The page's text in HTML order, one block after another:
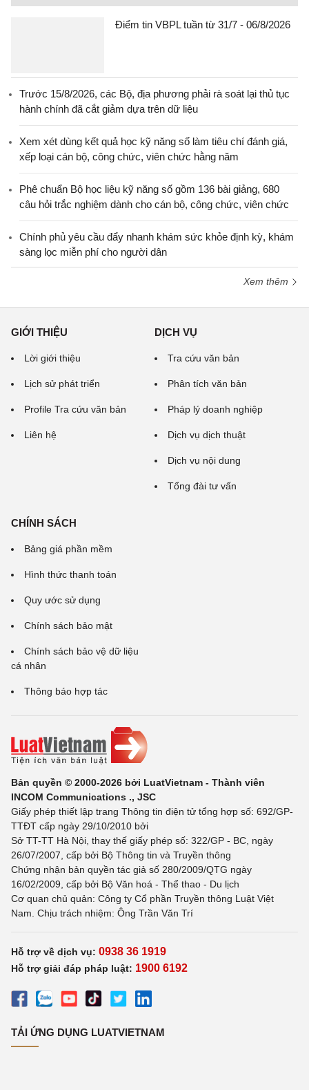
Điểm tin VBPL tuần từ 31/7 - 06/8/2026
Trước 15/8/2026, các Bộ, địa phương phải rà soát lại thủ tục
hành chính đã cắt giảm dựa trên dữ liệu
Xem xét dùng kết quả học kỹ năng số làm tiêu chí đánh giá,
xếp loại cán bộ, công chức, viên chức hằng năm
Phê chuẩn Bộ học liệu kỹ năng số gồm 136 bài giảng, 680
câu hỏi trắc nghiệm dành cho cán bộ, công chức, viên chức
Chính phủ yêu cầu đẩy nhanh khám sức khỏe định kỳ, khám
sàng lọc miễn phí cho người dân
Xem thêm
GIỚI THIỆU
Lời giới thiệu
Lịch sử phát triển
Profile Tra cứu văn bản
Liên hệ
DỊCH VỤ
Tra cứu văn bản
Phân tích văn bản
Pháp lý doanh nghiệp
Dịch vụ dịch thuật
Dịch vụ nội dung
Tổng đài tư vấn
CHÍNH SÁCH
Bảng giá phần mềm
Hình thức thanh toán
Quy ước sử dụng
Chính sách bảo mật
Chính sách bảo vệ dữ liệu
cá nhân
Thông báo hợp tác
Bản quyền © 2000-2026 bởi LuatVietnam - Thành viên
INCOM Communications ., JSC
Giấy phép thiết lập trang Thông tin điện tử tổng hợp số: 692/GP-
TTĐT cấp ngày 29/10/2010 bởi
Sở TT-TT Hà Nội, thay thế giấy phép số: 322/GP - BC, ngày
26/07/2007, cấp bởi Bộ Thông tin và Truyền thông
Chứng nhận bản quyền tác giả số 280/2009/QTG ngày
16/02/2009, cấp bởi Bộ Văn hoá - Thể thao - Du lịch
Cơ quan chủ quản: Công ty Cổ phần Truyền thông Luật Việt
Nam. Chịu trách nhiệm: Ông Trần Văn Trí
Hỗ trợ về dịch vụ: 0938 36 1919
Hỗ trợ giải đáp pháp luật: 1900 6192
TẢI ỨNG DỤNG LUATVIETNAM